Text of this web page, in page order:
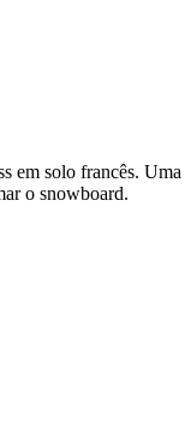
solo francês.
o snowboard.